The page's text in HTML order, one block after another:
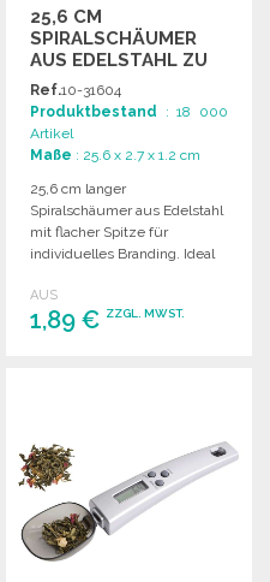
25,6 CM
SPIRALSCHÄUMER
AUS EDELSTAHL ZU
GROSSHANDELSPREISEN
Ref.10-31604
Produktbestand : 18 000
Artikel
Maße : 25.6 x 2.7 x 1.2 cm
25,6 cm langer
Spiralschäumer aus Edelstahl
mit flacher Spitze für
individuelles Branding. Ideal
AUS
1,89 € ZZGL. MWST.